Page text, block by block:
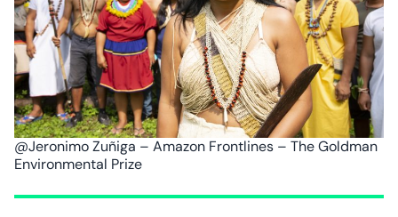
@Jeronimo Zuñiga – Amazon Frontlines – The Goldman
Environmental Prize